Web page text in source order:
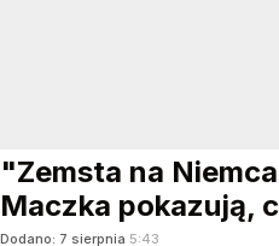
"Zemsta na
Maczka pokazują,
Dodano: 7 sierpnia 5:43